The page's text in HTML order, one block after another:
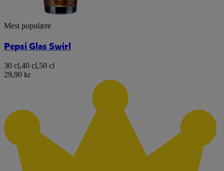
Mest populære
Pepsi Glas Swirl
30 cl,40 cl,50 cl
29,90 kr